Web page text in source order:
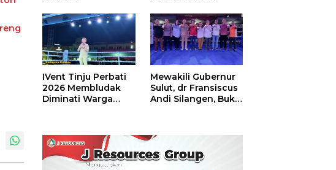
Boxing Camp Juara
Umum Tinju Perbati
2026
Piala Wali Kota
IVent Tinju Perbati
2026 Membludak
Diminati Warga
Mewakili Gubernur
Sulut, dr Fransiscus
Andi Silangen, Buka
Piala Wali Kota
Manado